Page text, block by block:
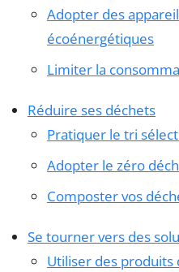
Adopter des
écoénergétiques
Limiter la
Réduire ses déchets
Pratiquer le tri
Adopter le zéro
Composter vos
Se tourner vers des
Utiliser des produits